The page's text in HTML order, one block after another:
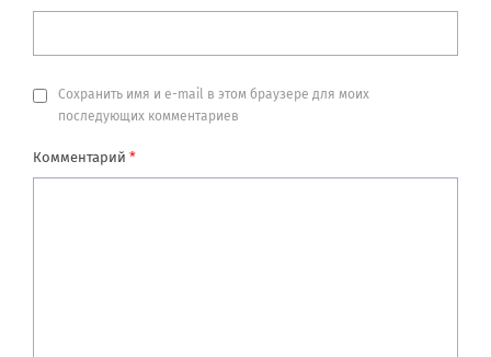
Сохранить имя и e-mail в этом браузере для моих
последующих комментариев
Комментарий *